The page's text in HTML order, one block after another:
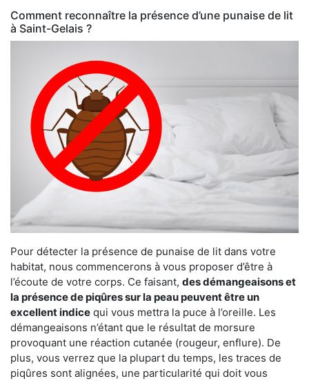
Comment reconnaître la présence d’une punaise de lit
à Saint-Gelais ?
Pour détecter la présence de punaise de lit dans votre
habitat, nous commencerons à vous proposer d’être à
l’écoute de votre corps. Ce faisant, des démangeaisons et
la présence de piqûres sur la peau peuvent être un
excellent indice qui vous mettra la puce à l’oreille. Les
démangeaisons n’étant que le résultat de morsure
provoquant une réaction cutanée (rougeur, enflure). De
plus, vous verrez que la plupart du temps, les traces de
piqûres sont alignées, une particularité qui doit vous